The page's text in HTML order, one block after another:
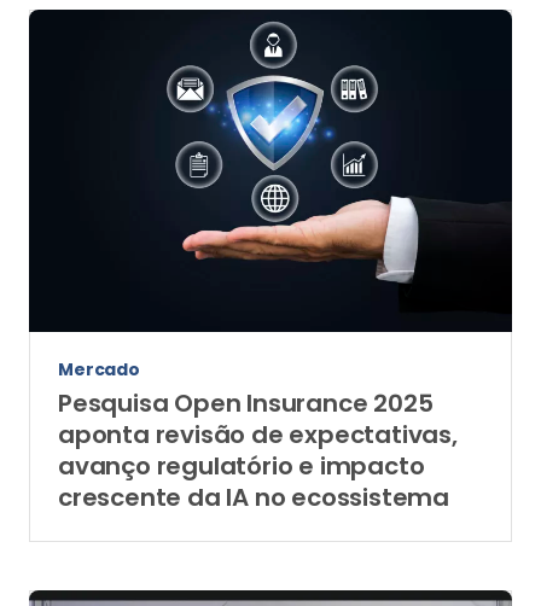
Pesquisa Open Insurance 2025
aponta revisão de expectativas,
avanço regulatório e impacto
crescente da IA no ecossistema